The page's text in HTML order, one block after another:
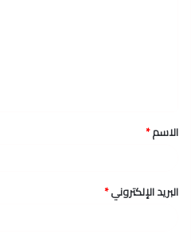
*
الاسم*
البريد الإلكتروني*